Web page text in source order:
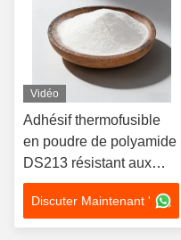
Vidéo
Adhésif thermofusible
en poudre de polyamide
DS213 résistant aux
hautes températures et
au lavage
Discuter Maintenant '